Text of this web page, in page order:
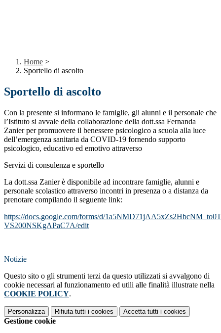
Home >
Sportello di ascolto
Sportello di ascolto
Con la presente si informano le famiglie, gli alunni e il personale che
l’Istituto si avvale della collaborazione della dott.ssa Fernanda
Zanier per promuovere il benessere psicologico a scuola alla luce
dell’emergenza sanitaria da COVID-19 fornendo supporto
psicologico, educativo ed emotivo attraverso
Servizi di consulenza e sportello
La dott.ssa Zanier è disponibile ad incontrare famiglie, alunni e
personale scolastico attraverso incontri in presenza o a distanza da
prenotare compilando il seguente link:
https://docs.google.com/forms/d/
VS200NSKgAPaC7A/edit
Notizie
Questo sito o gli strumenti terzi da questo utilizzati si avvalgono di
cookie necessari al funzionamento ed utili alle finalità illustrate nella
COOKIE POLICY.
Personalizza Rifiuta tutti i cookies Accetta tutti i cookies
Gestione cookie